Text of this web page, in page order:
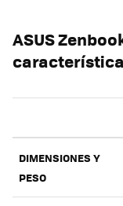
ASUS
DIMENSIONES Y
PESO